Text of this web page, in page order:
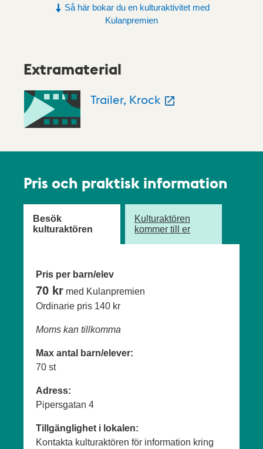
Så här bokar du en kulturaktivitet med
Kulanpremien
Extramaterial
Trailer, Krock
Pris och praktisk information
Besök
kulturaktören
Kulturaktören
kommer till er
Pris per barn/elev
70 kr med Kulanpremien
Ordinarie pris 140 kr
Moms kan tillkomma
Max antal barn/elever:
70 st
Adress:
Pipersgatan 4
Tillgänglighet i lokalen:
Kontakta kulturaktören för information kring